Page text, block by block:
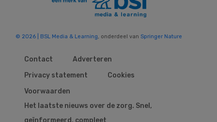
© 2026 | BSL Media & Learning , onderdeel van Springer Nature
Contact
Adverteren
Privacy statement
Cookies
Voorwaarden
Het laatste nieuws over de zorg. Snel,
geïnformeerd, compleet